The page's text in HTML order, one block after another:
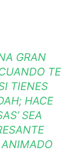
GRAN
TE
TIENES
HACE
SEA